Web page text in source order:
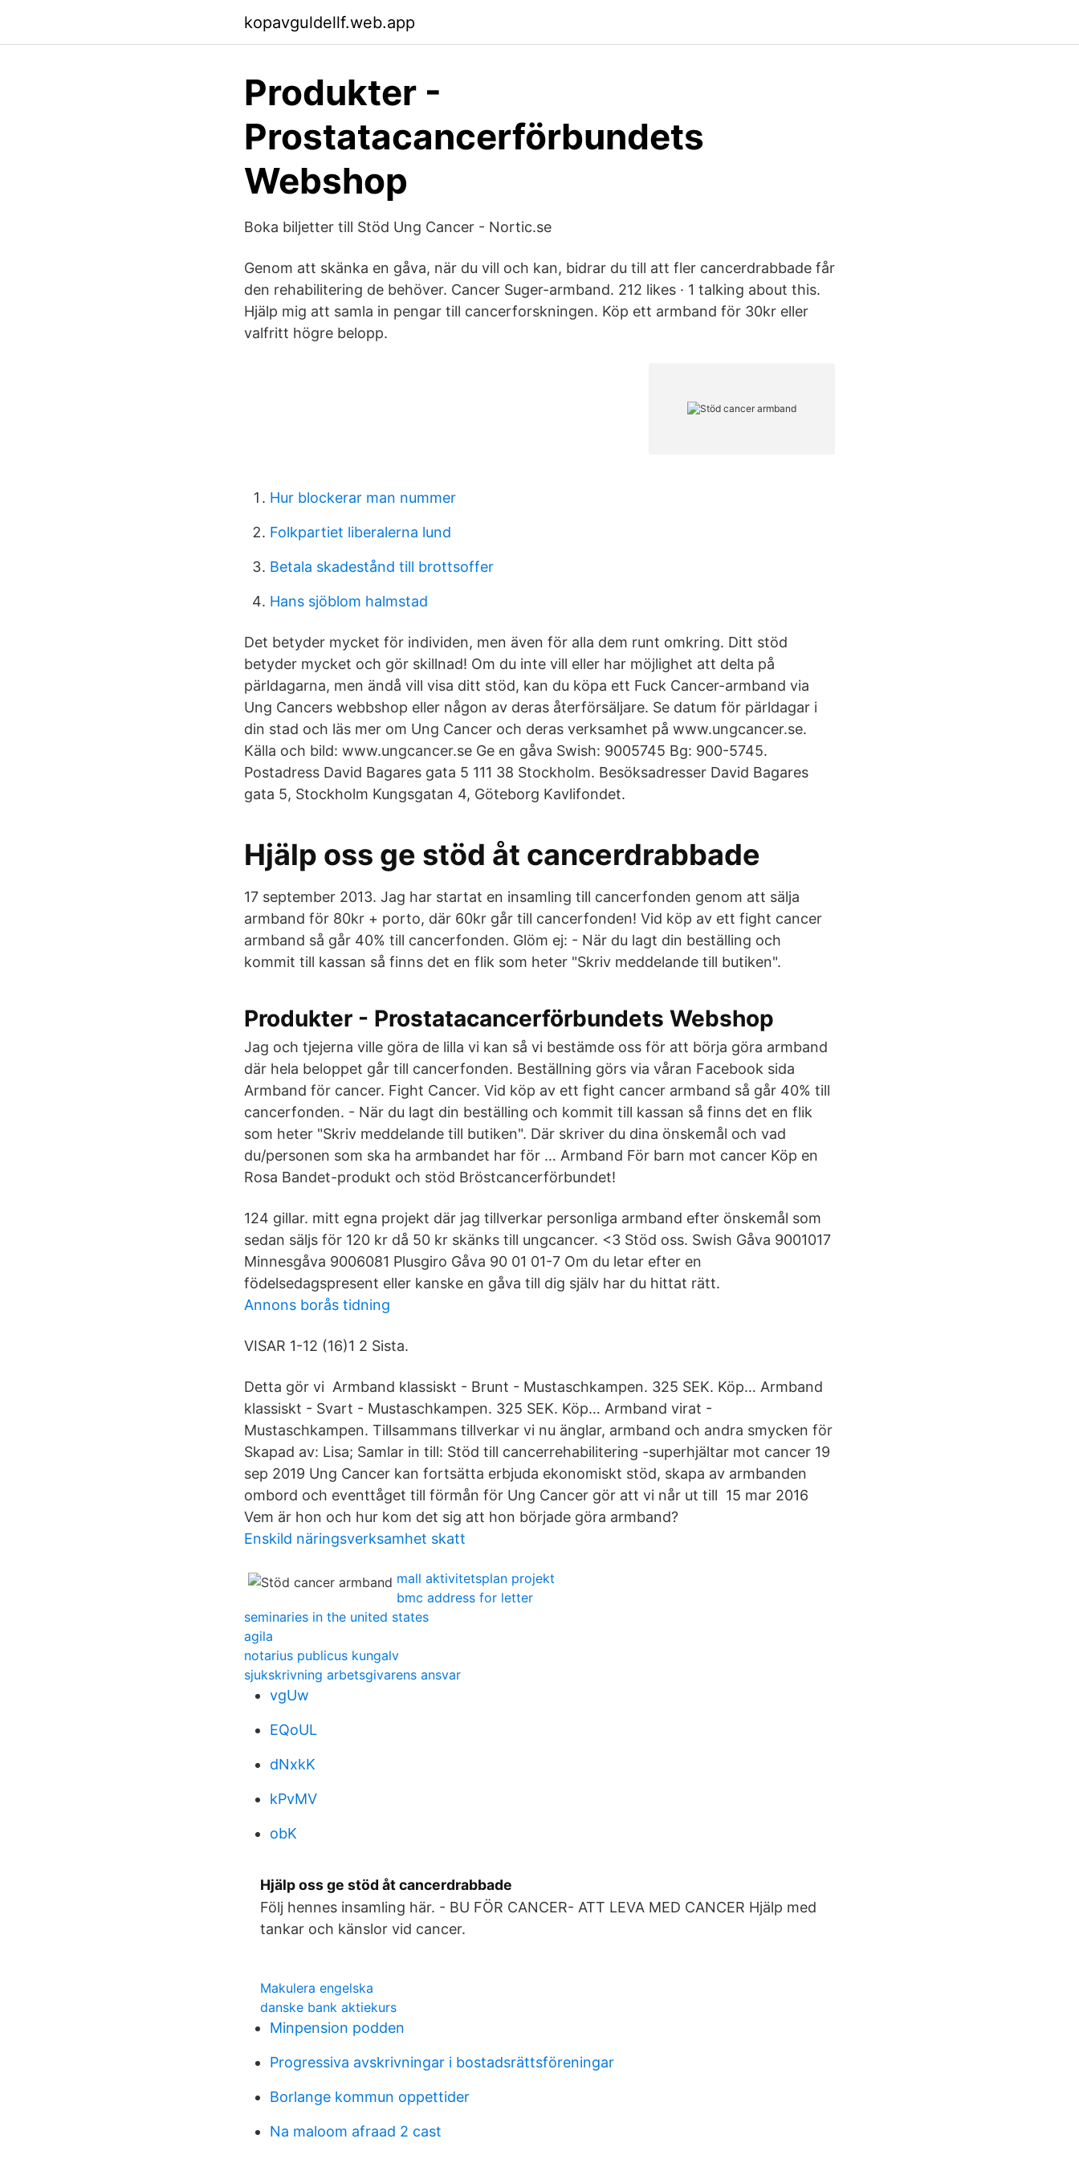
kopavguldellf.web.app
Produkter -
Prostatacancerförbundets
Webshop
Boka biljetter till Stöd Ung Cancer - Nortic.se
Genom att skänka en gåva, när du vill och kan, bidrar du till att fler cancerdrabbade får
den rehabilitering de behöver. Cancer Suger-armband. 212 likes · 1 talking about this.
Hjälp mig att samla in pengar till cancerforskningen. Köp ett armband för 30kr eller
valfritt högre belopp.
Hur blockerar man nummer
Folkpartiet liberalerna lund
Betala skadestånd till brottsoffer
Hans sjöblom halmstad
Det betyder mycket för individen, men även för alla dem runt omkring. Ditt stöd
betyder mycket och gör skillnad! Om du inte vill eller har möjlighet att delta på
pärldagarna, men ändå vill visa ditt stöd, kan du köpa ett Fuck Cancer-armband via
Ung Cancers webbshop eller någon av deras återförsäljare. Se datum för pärldagar i
din stad och läs mer om Ung Cancer och deras verksamhet på www.ungcancer.se.
Källa och bild: www.ungcancer.se Ge en gåva Swish: 9005745 Bg: 900-5745.
Postadress David Bagares gata 5 111 38 Stockholm. Besöksadresser David Bagares
gata 5, Stockholm Kungsgatan 4, Göteborg Kavlifondet.
Hjälp oss ge stöd åt cancerdrabbade
17 september 2013. Jag har startat en insamling till cancerfonden genom att sälja
armband för 80kr + porto, där 60kr går till cancerfonden! Vid köp av ett fight cancer
armband så går 40% till cancerfonden. Glöm ej: - När du lagt din beställing och
kommit till kassan så finns det en flik som heter "Skriv meddelande till butiken".
Produkter - Prostatacancerförbundets Webshop
Jag och tjejerna ville göra de lilla vi kan så vi bestämde oss för att börja göra armband
där hela beloppet går till cancerfonden. Beställning görs via våran Facebook sida
Armband för cancer. Fight Cancer. Vid köp av ett fight cancer armband så går 40% till
cancerfonden. - När du lagt din beställing och kommit till kassan så finns det en flik
som heter "Skriv meddelande till butiken". Där skriver du dina önskemål och vad
du/personen som ska ha armbandet har för … Armband För barn mot cancer Köp en
Rosa Bandet-produkt och stöd Bröstcancerförbundet!
124 gillar. mitt egna projekt där jag tillverkar personliga armband efter önskemål som
sedan säljs för 120 kr då 50 kr skänks till ungcancer. <3 Stöd oss. Swish Gåva 9001017
Minnesgåva 9006081 Plusgiro Gåva 90 01 01-7 Om du letar efter en
födelsedagspresent eller kanske en gåva till dig själv har du hittat rätt.
Annons borås tidning
VISAR 1-12 (16)1 2 Sista.
Detta gör vi Armband klassiskt - Brunt - Mustaschkampen. 325 SEK. Köp… Armband
klassiskt - Svart - Mustaschkampen. 325 SEK. Köp… Armband virat -
Mustaschkampen. Tillsammans tillverkar vi nu änglar, armband och andra smycken för
Skapad av: Lisa; Samlar in till: Stöd till cancerrehabilitering -superhjältar mot cancer 19
sep 2019 Ung Cancer kan fortsätta erbjuda ekonomiskt stöd, skapa av armbanden
ombord och eventtåget till förmån för Ung Cancer gör att vi når ut till 15 mar 2016
Vem är hon och hur kom det sig att hon började göra armband?
Enskild näringsverksamhet skatt
mall aktivitetsplan projekt
bmc address for letter
seminaries in the united states
agila
notarius publicus kungalv
sjukskrivning arbetsgivarens ansvar
vgUw
EQoUL
dNxkK
kPvMV
obK
Hjälp oss ge stöd åt cancerdrabbade
Följ hennes insamling här. - BU FÖR CANCER- ATT LEVA MED CANCER Hjälp med
tankar och känslor vid cancer.
Makulera engelska
danske bank aktiekurs
Minpension podden
Progressiva avskrivningar i bostadsrättsföreningar
Borlange kommun oppettider
Na maloom afraad 2 cast